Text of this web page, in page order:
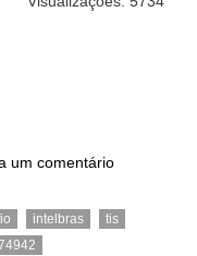
um comentário
intelbras tis